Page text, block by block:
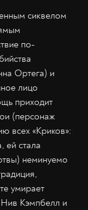
сиквелом
по-
Ортега) и
лицо
приходит
(персонаж
всех «Криков»:
ей стала
неминуемо
умирает
Кэмпбелл и